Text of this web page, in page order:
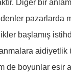
Diğer bir
pazarlarda
başlamış
de boyunlar esir